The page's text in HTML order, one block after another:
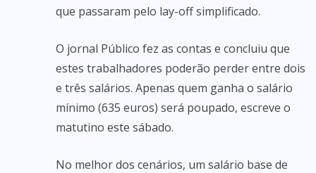
que passaram pelo lay-off simplificado.
O jornal Público fez as contas e concluiu que
estes trabalhadores poderão perder entre dois
e três salários. Apenas quem ganha o salário
mínimo (635 euros) será poupado, escreve o
matutino este sábado.
No melhor dos cenários, um salário base de